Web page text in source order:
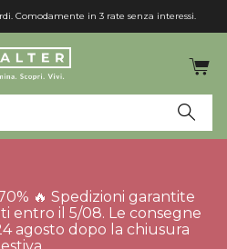
Comodamente in 3 rate senza interessi.
🔥 Spedizioni garantite
entro il 5/08. Le consegne
agosto dopo la chiusura